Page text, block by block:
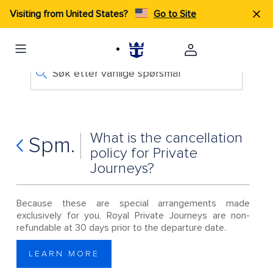
Visiting from United States? Go to Site
Søk etter vanlige spørsmål
Spm.
What is the cancellation
policy for Private
Journeys?
Because these are special arrangements made
exclusively for you, Royal Private Journeys are non-
refundable at 30 days prior to the departure date.
LEARN MORE